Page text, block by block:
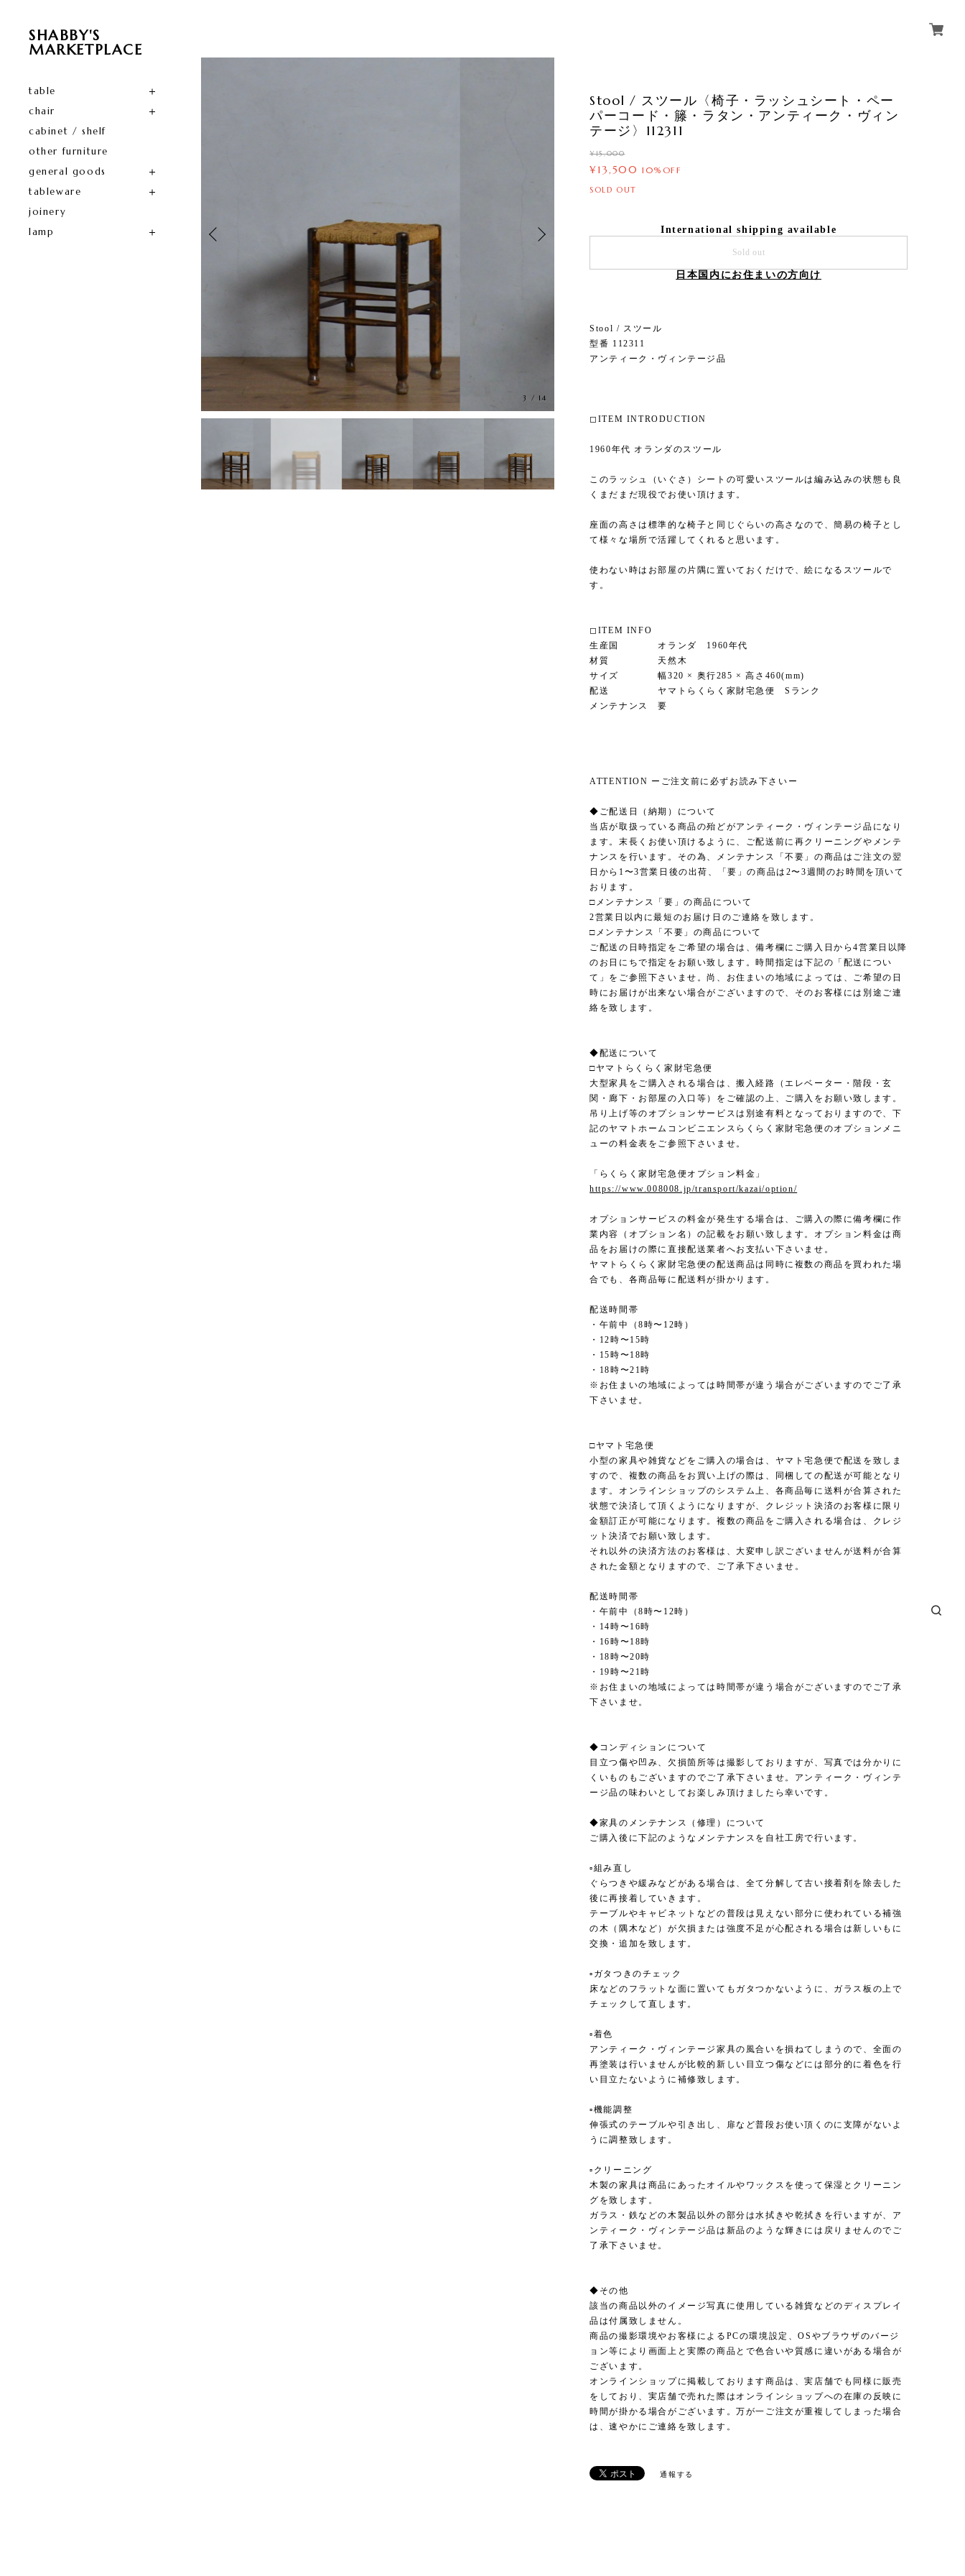
SHABBY'S
MARKETPLACE
table
chair
cabinet / shelf
other furniture
general goods
tableware
joinery
lamp
3 / 14
Stool / スツール〈椅子・ラッシュシート・ペー
パーコード・籐・ラタン・アンティーク・ヴィン
テージ〉112311
¥15,000
¥13,500 10%OFF
SOLD OUT
International shipping available
Sold out
日本国内にお住まいの方向け
Stool / スツール
型番 112311
アンティーク・ヴィンテージ品
◻︎ITEM INTRODUCTION
1960年代 オランダのスツール
このラッシュ（いぐさ）シートの可愛いスツールは編み込みの状態も良
くまだまだ現役でお使い頂けます。
座面の高さは標準的な椅子と同じぐらいの高さなので、簡易の椅子とし
て様々な場所で活躍してくれると思います。
使わない時はお部屋の片隅に置いておくだけで、絵になるスツールで
す。
◻︎ITEM INFO
生産国 オランダ 1960年代
材質 天然木
サイズ 幅320 × 奥行285 × 高さ460(mm)
配送 ヤマトらくらく家財宅急便 Sランク
メンテナンス 要
ATTENTION ーご注文前に必ずお読み下さいー
◆ご配送日（納期）について
当店が取扱っている商品の殆どがアンティーク・ヴィンテージ品になり
ます。末長くお使い頂けるように、ご配送前に再クリーニングやメンテ
ナンスを行います。その為、メンテナンス「不要」の商品はご注文の翌
日から1〜3営業日後の出荷、「要」の商品は2〜3週間のお時間を頂いて
おります。
□メンテナンス「要」の商品について
2営業日以内に最短のお届け日のご連絡を致します。
□メンテナンス「不要」の商品について
ご配送の日時指定をご希望の場合は、備考欄にご購入日から4営業日以降
のお日にちで指定をお願い致します。時間指定は下記の「配送につい
て」をご参照下さいませ。尚、お住まいの地域によっては、ご希望の日
時にお届けが出来ない場合がございますので、そのお客様には別途ご連
絡を致します。
◆配送について
□ヤマトらくらく家財宅急便
大型家具をご購入される場合は、搬入経路（エレベーター・階段・玄
関・廊下・お部屋の入口等）をご確認の上、ご購入をお願い致します。
吊り上げ等のオプションサービスは別途有料となっておりますので、下
記のヤマトホームコンビニエンスらくらく家財宅急便のオプションメニ
ューの料金表をご参照下さいませ。
「らくらく家財宅急便オプション料金」
https://www.008008.jp/transport/kazai/option/
オプションサービスの料金が発生する場合は、ご購入の際に備考欄に作
業内容（オプション名）の記載をお願い致します。オプション料金は商
品をお届けの際に直接配送業者へお支払い下さいませ。
ヤマトらくらく家財宅急便の配送商品は同時に複数の商品を買われた場
合でも、各商品毎に配送料が掛かります。
配送時間帯
・午前中（8時〜12時）
・12時〜15時
・15時〜18時
・18時〜21時
※お住まいの地域によっては時間帯が違う場合がございますのでご了承
下さいませ。
□ヤマト宅急便
小型の家具や雑貨などをご購入の場合は、ヤマト宅急便で配送を致しま
すので、複数の商品をお買い上げの際は、同梱しての配送が可能となり
ます。オンラインショップのシステム上、各商品毎に送料が合算された
状態で決済して頂くようになりますが、クレジット決済のお客様に限り
金額訂正が可能になります。複数の商品をご購入される場合は、クレジ
ット決済でお願い致します。
それ以外の決済方法のお客様は、大変申し訳ございませんが送料が合算
された金額となりますので、ご了承下さいませ。
配送時間帯
・午前中（8時〜12時）
・14時〜16時
・16時〜18時
・18時〜20時
・19時〜21時
※お住まいの地域によっては時間帯が違う場合がございますのでご了承
下さいませ。
◆コンディションについて
目立つ傷や凹み、欠損箇所等は撮影しておりますが、写真では分かりに
くいものもございますのでご了承下さいませ。アンティーク・ヴィンテ
ージ品の味わいとしてお楽しみ頂けましたら幸いです。
◆家具のメンテナンス（修理）について
ご購入後に下記のようなメンテナンスを自社工房で行います。
▫︎組み直し
ぐらつきや緩みなどがある場合は、全て分解して古い接着剤を除去した
後に再接着していきます。
テーブルやキャビネットなどの普段は見えない部分に使われている補強
の木（隅木など）が欠損または強度不足が心配される場合は新しいもに
交換・追加を致します。
▫︎ガタつきのチェック
床などのフラットな面に置いてもガタつかないように、ガラス板の上で
チェックして直します。
▫︎着色
アンティーク・ヴィンテージ家具の風合いを損ねてしまうので、全面の
再塗装は行いませんが比較的新しい目立つ傷などには部分的に着色を行
い目立たないように補修致します。
▫︎機能調整
伸張式のテーブルや引き出し、扉など普段お使い頂くのに支障がないよ
うに調整致します。
▫︎クリーニング
木製の家具は商品にあったオイルやワックスを使って保湿とクリーニン
グを致します。
ガラス・鉄などの木製品以外の部分は水拭きや乾拭きを行いますが、ア
ンティーク・ヴィンテージ品は新品のような輝きには戻りませんのでご
了承下さいませ。
◆その他
該当の商品以外のイメージ写真に使用している雑貨などのディスプレイ
品は付属致しません。
商品の撮影環境やお客様によるPCの環境設定、OSやブラウザのバージ
ョン等により画面上と実際の商品とで色合いや質感に違いがある場合が
ございます。
オンラインショップに掲載しております商品は、実店舗でも同様に販売
をしており、実店舗で売れた際はオンラインショップへの在庫の反映に
時間が掛かる場合がございます。万が一ご注文が重複してしまった場合
は、速やかにご連絡を致します。
通報する